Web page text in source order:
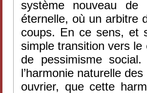
système nouveau
éternelle, où un arbitre
coups. En ce sens, et
simple transition vers le
de pessimisme
l’harmonie naturelle
ouvrier, que cette